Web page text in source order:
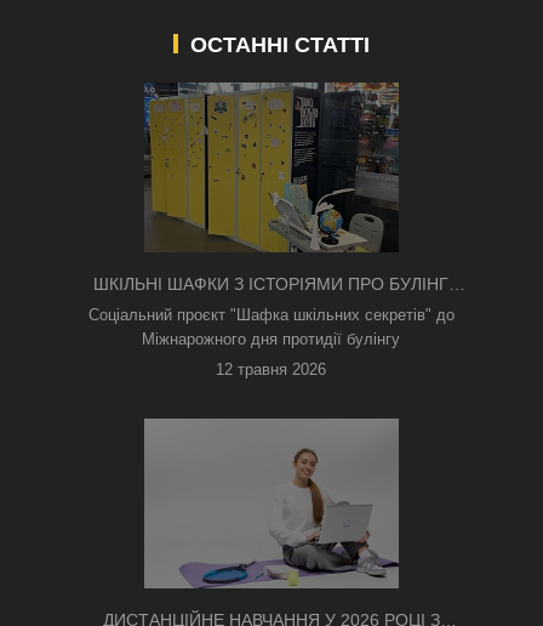
ОСТАННІ СТАТТІ
ШКІЛЬНІ ШАФКИ З ІСТОРІЯМИ ПРО БУЛІНГ
З'ЯВИЛИСЯ В КИЄВІ
Соціальний проєкт "Шафка шкільних секретів" до
Міжнарожного дня протидії булінгу
12 травня 2026
ДИСТАНЦІЙНЕ НАВЧАННЯ У 2026 РОЦІ З